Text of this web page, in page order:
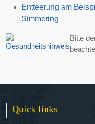
Entteerung am
Simmering
Bitte
Quick links